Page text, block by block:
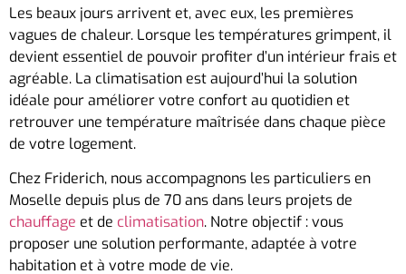
Les beaux jours arrivent et, avec eux, les premières
vagues de chaleur. Lorsque les températures grimpent, il
devient essentiel de pouvoir profiter d’un intérieur frais et
agréable. La climatisation est aujourd’hui la solution
idéale pour améliorer votre confort au quotidien et
retrouver une température maîtrisée dans chaque pièce
de votre logement.
Chez Friderich, nous accompagnons les particuliers en
Moselle depuis plus de 70 ans dans leurs projets de
chauffage et de climatisation. Notre objectif : vous
proposer une solution performante, adaptée à votre
habitation et à votre mode de vie.